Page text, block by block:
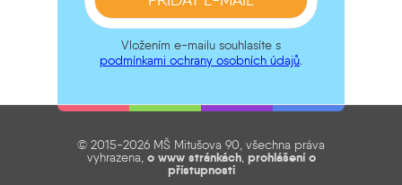
Vložením e-mailu souhlasíte s
podmínkami ochrany osobních údajů.
© 2015-2026 MŠ Mitušova 90, všechna práva
vyhrazena, o www stránkách, prohlášení o
přístupnosti